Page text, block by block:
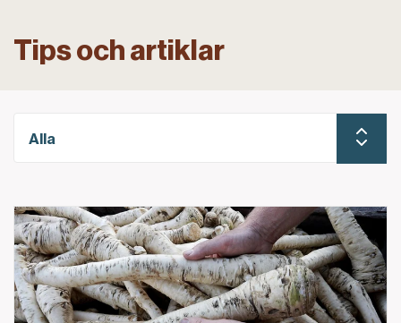
Tips och artiklar
Alla
Lär dig allt om den svenska pepparroten – vårens